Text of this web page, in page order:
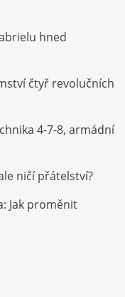
hned
čtyř revolučních
4-7-8, armádní
ničí přátelství?
Jak proměnit